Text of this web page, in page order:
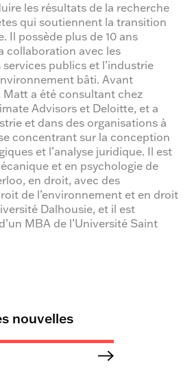
les résultats de la recherche
qui soutiennent la transition
Il possède plus de 10 ans
collaboration avec les
publics et l’industrie
bâti. Avant
Matt a été consultant chez
Advisors et Deloitte, et a
et dans des organisations à
concentrant sur la conception
et l’analyse juridique. Il est
et en psychologie de
en droit, avec des
de l’environnement et en droit
Dalhousie, et il est
MBA de l’Université Saint
nouvelles